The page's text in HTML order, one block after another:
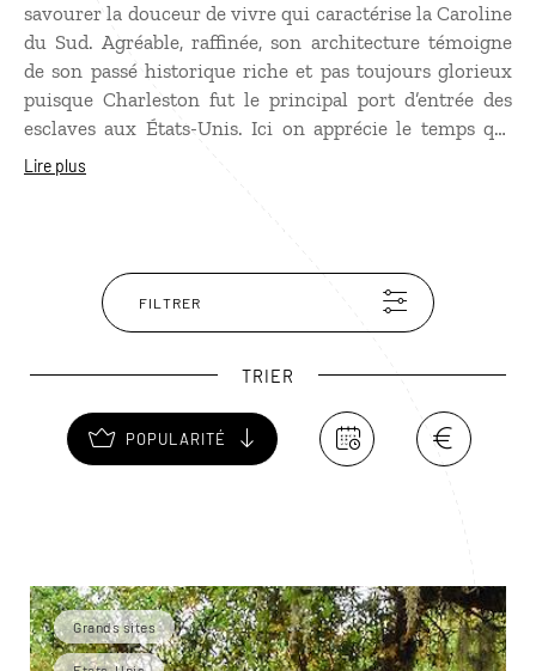
savourer la douceur de vivre qui caractérise la Caroline
du Sud. Agréable, raffinée, son architecture témoigne
de son passé historique riche et pas toujours glorieux
puisque Charleston fut le principal port d’entrée des
esclaves aux États-Unis. Ici on apprécie le temps qui
passe, les grandes balades dans les rues pavées au
passé prospère de la région.
Lire plus
FILTRER
TRIER
POPULARITÉ
Grands sites